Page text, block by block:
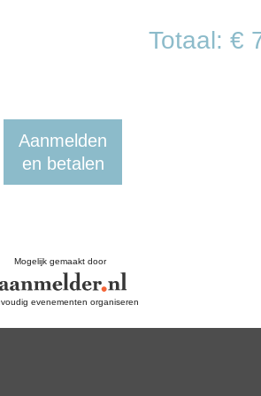
Totaal: €
Aanmelden
en betalen
Mogelijk gemaakt door
evenementen organiseren